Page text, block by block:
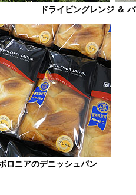
ドライビングレンジ ＆
加賞 ボロニ